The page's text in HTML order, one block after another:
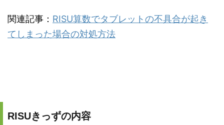
関連記事： RISU算数でタブレットの不具合が起き
てしまった場合の対処方法
RISUきっずの内容